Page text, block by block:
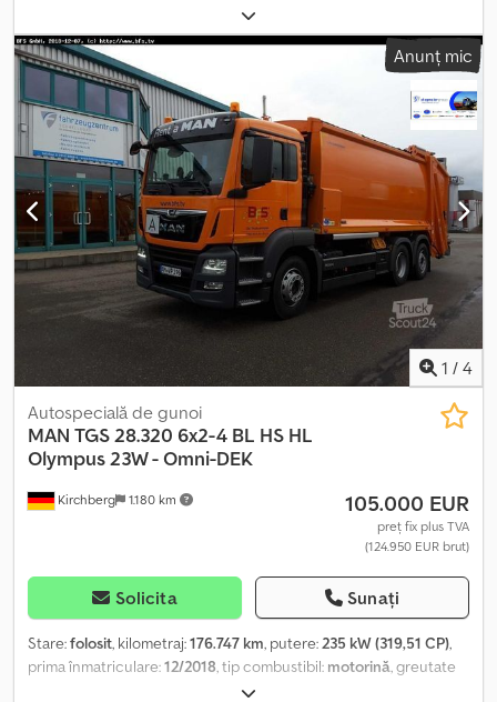
, configurație ax:3 axe
(TÜV):10/2026, frâne:retarder, tip de angrenaj:automat, clasă de
emisii:Euro 6, Dotări:
ABS, aer condiționat, program electronic
de stabilitate (ESP), sistem de navigație
suspensie pneumatică, volan multifuncțional, MAN Brake Matic,
Easy Start, cuplă Ringfeder 5050A, MAN TeleMatics 2 GPRS, radio
MAN Media Truck, navigație SD Europa și Rusia, RIO Box, stingător
de incendiu, huse pentru scaune, pachet pentru fumători,
compartiment de depozitare, cotiere, roletă solară, inserție
decorativă din aluminiu, placă de montaj frontală, frână pentru
rampă, basculantă trilaterală tip D316, laterală Bordmatik stânga,
laterală oscilantă și rabatabilă dreapta, conexiune hidraulică
pentru remorcă basculantă cu Bordmatik, 12 inele de ancorare în
podea, dispozitiv de dozare pentru peretele din spate, instalație
hidraulică de deszăpezire (Küpper-Weisser) cu două celule și
cuplă cu filet, placă frontală de montaj tip F1/C DIN EN 15432-1,
preechipare electrică pentru distribuitor. Dkedpfeyyf Erox Aflor
Anunț mic
1 / 4
Kirchberg 1.180 km
Autospecială de gunoi
MAN TGS 28.320 6x2-4 BL HS HL
Olympus 23W - Omni-DEK
105.000 EUR
preț fix plus TVA
(124.950 EUR brut)
Solicita Sunați
Stare:folosit, kilometraj:176.747 km, putere:235 kW (319,51 CP),
prima înmatriculare:12/2018, tip combustibil: motorină, greutate
, configurație ax:3 axe